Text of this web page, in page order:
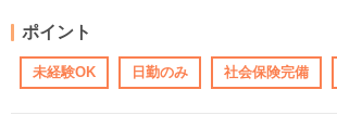
ポイント
未経験OK 日勤のみ 社会保険完備